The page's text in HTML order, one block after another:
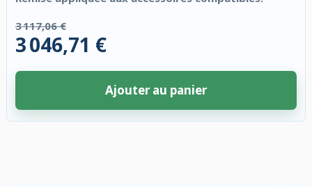
3 117,06 €
3 046,71 €
Ajouter au panier